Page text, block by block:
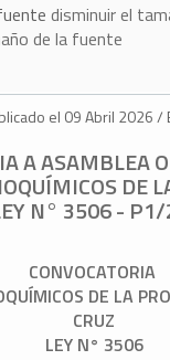
disminuir el
de la fuente
el 09 Abril 2026 /
A ASAMBLEA
DE
N° 3506 -
CONVOCATORIA
DE LA
CRUZ
LEY N° 3506